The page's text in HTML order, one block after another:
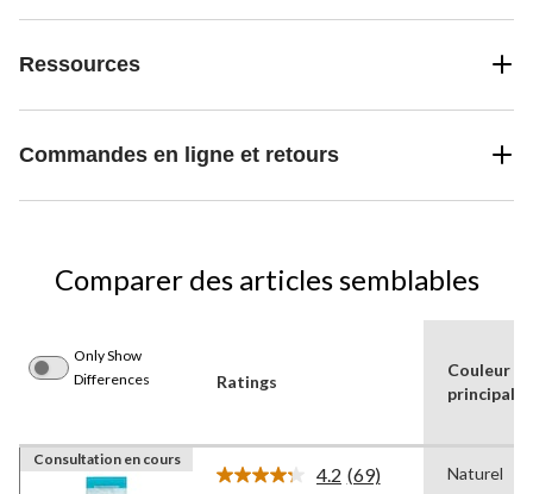
Ressources
Commandes en ligne et retours
Comparer des articles semblables
Only Show
Differences
Ratings
Couleur
principale
Consultation en cours
4.2 Lire
(69) Naturel